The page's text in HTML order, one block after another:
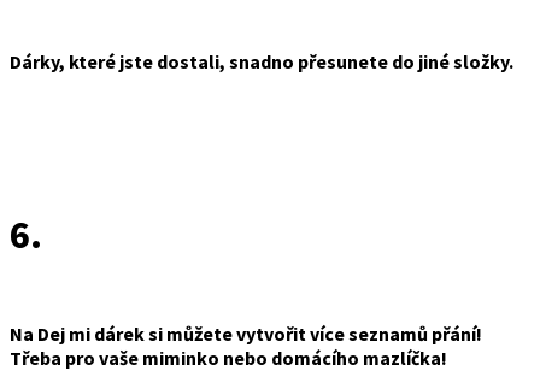
Dárky, které jste dostali, snadno přesunete do jiné složky.
6.
Na Dej mi dárek si můžete vytvořit více seznamů přání!
Třeba pro vaše miminko nebo domácího mazlíčka!